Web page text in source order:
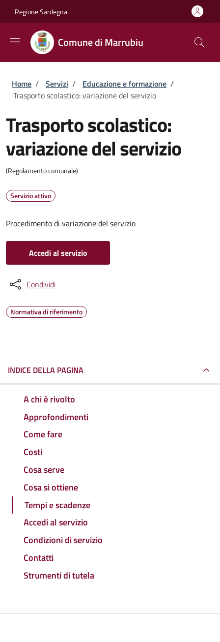
Regione Sardegna
Comune di Marrubiu
Briciole di pane
Home / Servizi / Educazione e formazione /
Trasporto scolastico: variazione del servizio
Trasporto scolastico:
variazione del servizio
(Regolamento comunale)
Servizio attivo
Procedimento di variazione del servizio
Accedi al servizio
Condividi
Normativa di riferimento
INDICE DELLA PAGINA
A chi è rivolto
Approfondimenti
Come fare
Costi
Cosa serve
Cosa si ottiene
Tempi e scadenze
Accedi al servizio
Condizioni di servizio
Contatti
Strumenti di tutela